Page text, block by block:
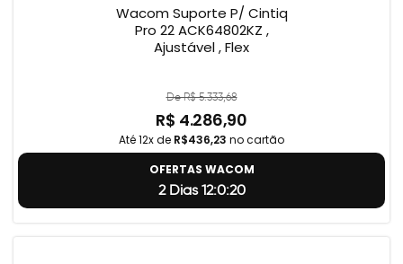
Wacom Suporte P/ Cintiq
Pro 22 ACK64802KZ ,
Ajustável , Flex
De R$ 5.333,68
R$ 4.286,90
Até 12x de R$436,23 no cartão
OFERTAS WACOM
2 Dias 12:0:19